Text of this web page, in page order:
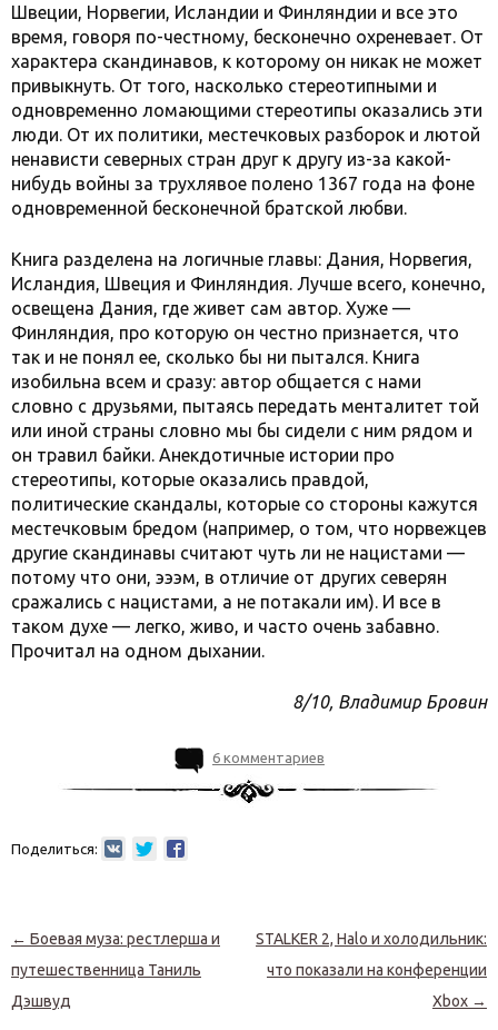
Швеции, Норвегии, Исландии и Финляндии и все это
время, говоря по-честному, бесконечно охреневает. От
характера скандинавов, к которому он никак не может
привыкнуть. От того, насколько стереотипными и
одновременно ломающими стереотипы оказались эти
люди. От их политики, местечковых разборок и лютой
ненависти северных стран друг к другу из-за какой-
нибудь войны за трухлявое полено 1367 года на фоне
одновременной бесконечной братской любви.
Книга разделена на логичные главы: Дания, Норвегия,
Исландия, Швеция и Финляндия. Лучше всего, конечно,
освещена Дания, где живет сам автор. Хуже —
Финляндия, про которую он честно признается, что
так и не понял ее, сколько бы ни пытался. Книга
изобильна всем и сразу: автор общается с нами
словно с друзьями, пытаясь передать менталитет той
или иной страны словно мы бы сидели с ним рядом и
он травил байки. Анекдотичные истории про
стереотипы, которые оказались правдой,
политические скандалы, которые со стороны кажутся
местечковым бредом (например, о том, что норвежцев
другие скандинавы считают чуть ли не нацистами —
потому что они, эээм, в отличие от других северян
сражались с нацистами, а не потакали им). И все в
таком духе — легко, живо, и часто очень забавно.
Прочитал на одном дыхании.
8/10, Владимир Бровин
6 комментариев
Поделиться:
Навигация по записям
← Боевая муза: рестлерша и
путешественница Таниль
Дэшвуд
STALKER 2, Halo и холодильник:
что показали на конференции
Xbox →